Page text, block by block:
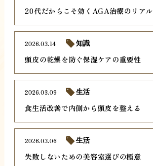
20代だからこそ効くAGA治療のリアル
頭皮の乾燥を防ぐ保湿ケアの重要性
2026.03.14 知識
食生活改善で内側から頭皮を整える
2026.03.09 生活
失敗しないための美容室選びの極意
2026.03.06 生活